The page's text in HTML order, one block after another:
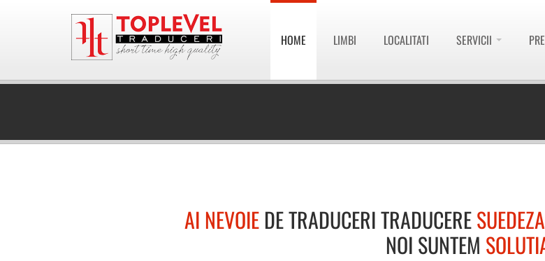
HOME LIMBI LOCALITATI SERVICII
AI NEVOIEDE TRADUCERI TRADUCERESUEDEZA
NOI SUNTEM